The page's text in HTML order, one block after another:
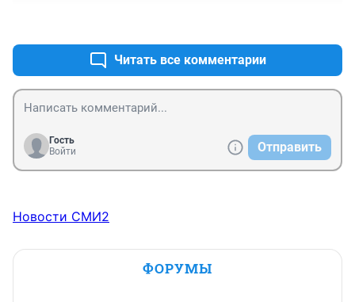
шкале предпринимателей а по своей торговой там
Читать все комментарии
Гость
Войти
Отправить
Новости СМИ2
ФОРУМЫ